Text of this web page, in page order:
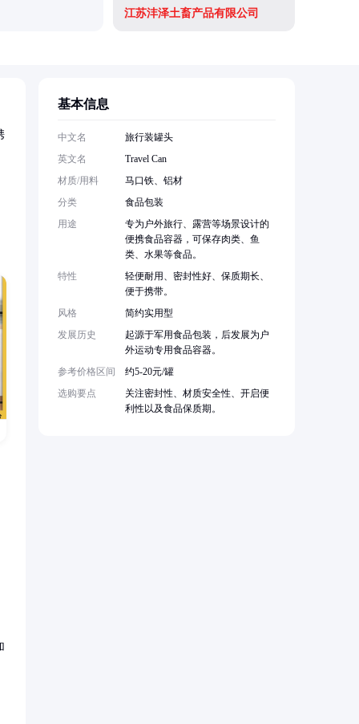
江苏沣泽土畜产品有限公司
基本信息
中文名
旅行装罐头
英文名
Travel Can
材质/用料
马口铁、铝材
分类
食品包装
用途
专为户外旅行、露营等场景设计的
便携食品容器，可保存肉类、鱼
类、水果等食品。
特性
轻便耐用、密封性好、保质期长、
便于携带。
风格
简约实用型
发展历史
起源于军用食品包装，后发展为户
外运动专用食品容器。
参考价格区间
约5-20元/罐
选购要点
关注密封性、材质安全性、开启便
利性以及食品保质期。